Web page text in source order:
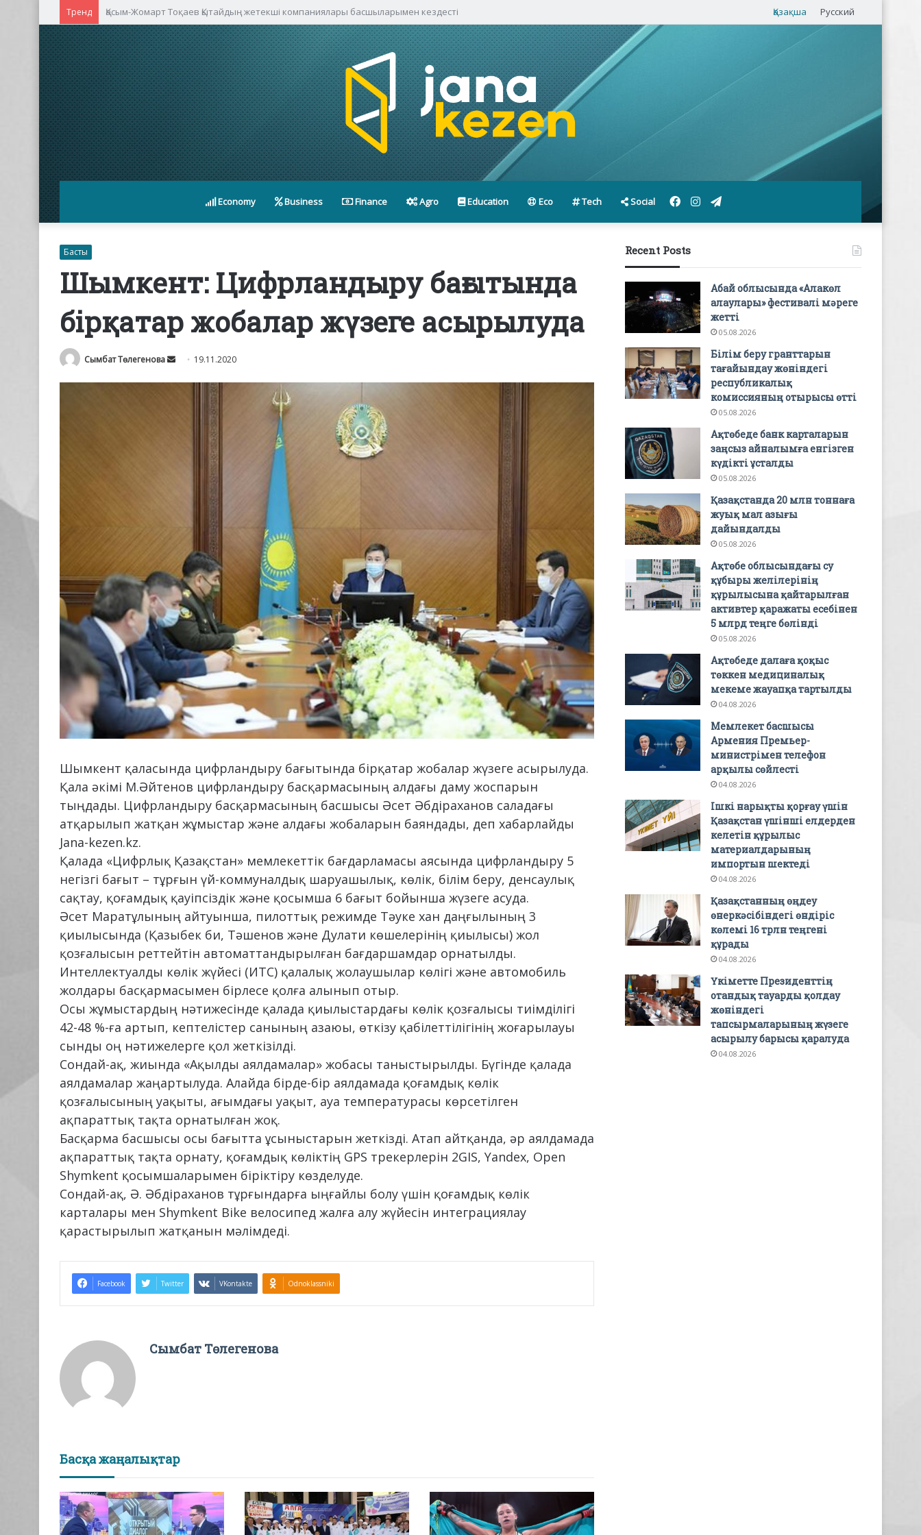
Тренд Қасым-Жомарт Тоқаев Қытайдың жетекші компаниялары басшыларымен кездесті Қазақша Русский
Economy Business Finance Agro Education Eco Tech Social Telegram
Instagram
Facebook
Басты
Шымкент: Цифрландыру бағытында
бірқатар жобалар жүзеге асырылуда
Сымбат Төлегенова
Send 19.11.2020
Шымкент қаласында цифрландыру бағытында бірқатар жобалар жүзеге асырылуда.
Қала әкімі М.Әйтенов цифрландыру басқармасының алдағы даму жоспарын
тыңдады. Цифрландыру басқармасының басшысы Әсет Әбдіраханов саладағы
атқарылып жатқан жұмыстар және алдағы жобаларын баяндады, деп хабарлайды
Jana-kezen.kz.
Қалада «Цифрлық Қазақстан» мемлекеттік бағдарламасы аясында цифрландыру 5
негізгі бағыт – тұрғын үй-коммуналдық шаруашылық, көлік, білім беру, денсаулық
сақтау, қоғамдық қауіпсіздік және қосымша 6 бағыт бойынша жүзеге асуда.
Әсет Маратұлының айтуынша, пилоттық режимде Тәуке хан даңғылының 3
қиылысында (Қазыбек би, Тәшенов және Дулати көшелерінің қиылысы) жол
қозғалысын реттейтін автоматтандырылған бағдаршамдар орнатылды.
Интеллектуалды көлік жүйесі (ИТС) қалалық жолаушылар көлігі және автомобиль
жолдары басқармасымен бірлесе қолға алынып отыр.
Осы жұмыстардың нәтижесінде қалада қиылыстардағы көлік қозғалысы тиімділігі
42-48 %-ға артып, кептелістер санының азаюы, өткізу қабілеттілігінің жоғарылауы
сынды оң нәтижелерге қол жеткізілді.
Сондай-ақ, жиында «Ақылды аялдамалар» жобасы таныстырылды. Бүгінде қалада
аялдамалар жаңартылуда. Алайда бірде-бір аялдамада қоғамдық көлік
қозғалысының уақыты, ағымдағы уақыт, ауа температурасы көрсетілген
ақпараттық тақта орнатылған жоқ.
Басқарма басшысы осы бағытта ұсыныстарын жеткізді. Атап айтқанда, әр аялдамада
ақпараттық тақта орнату, қоғамдық көліктің GPS трекерлерін 2GIS, Yandex, Open
Shymkent қосымшаларымен біріктіру көзделуде.
Сондай-ақ, Ә. Әбдіраханов тұрғындарға ыңғайлы болу үшін қоғамдық көлік
карталары мен Shymkent Bike велосипед жалға алу жүйесін интеграциялау
қарастырылып жатқанын мәлімдеді.
Facebook Twitter VKontakte Odnoklassniki
Сымбат Төлегенова
Басқа жаңалықтар
Recent Posts
Абай облысында «Алакөл
алаулары» фестивалі мәреге
жетті
05.08.2026
Білім беру гранттарын
тағайындау жөніндегі
республикалық
комиссияның отырысы өтті
05.08.2026
Ақтөбеде банк карталарын
заңсыз айналымға енгізген
күдікті ұсталды
05.08.2026
Қазақстанда 20 млн тоннаға
жуық мал азығы
дайындалды
05.08.2026
Ақтөбе облысындағы су
құбыры желілерінің
құрылысына қайтарылған
активтер қаражаты есебінен
5 млрд теңге бөлінді
05.08.2026
Ақтөбеде далаға қоқыс
төккен медициналық
мекеме жауапқа тартылды
04.08.2026
Мемлекет басшысы
Армения Премьер-
министрімен телефон
арқылы сөйлесті
04.08.2026
Ішкі нарықты қорғау үшін
Қазақстан үшінші елдерден
келетін құрылыс
материалдарының
импортын шектеді
04.08.2026
Қазақстанның өңдеу
өнеркәсібіндегі өндіріс
көлемі 16 трлн теңгені
құрады
04.08.2026
Үкіметте Президенттің
отандық тауарды қолдау
жөніндегі
тапсырмаларының жүзеге
асырылу барысы қаралуда
04.08.2026